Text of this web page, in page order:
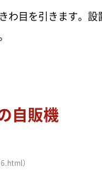
わ目を引きます。
自販機
）